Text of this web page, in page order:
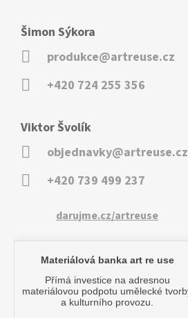
Šimon Sýkora
produkce@artreuse.cz
+420 724 255 356
Viktor Švolík
objednavky@artreuse.cz
+420 739 499 237
darujme.cz/artreuse